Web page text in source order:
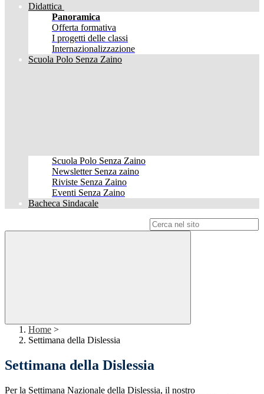
Didattica
Panoramica
Offerta formativa
I progetti delle classi
Internazionalizzazione
Scuola Polo Senza Zaino
Scuola Polo Senza Zaino
Newsletter Senza zaino
Riviste Senza Zaino
Eventi Senza Zaino
Bacheca Sindacale
Home >
Settimana della Dislessia
Settimana della Dislessia
Per la Settimana Nazionale della Dislessia, il nostro